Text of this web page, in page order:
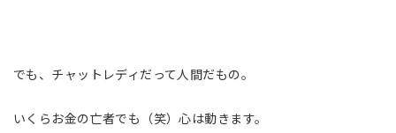
でも、チャットレディだって人間だもの。
いくらお金の亡者でも（笑）心は動きます。